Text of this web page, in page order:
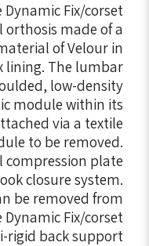
Dynamic Fix/corset
orthosis made of a
of Velour in
lining. The lumbar
low-density
module within its
via a textile
to be removed.
compression plate
closure system.
be removed from
Dynamic Fix/corset
rigid back support.